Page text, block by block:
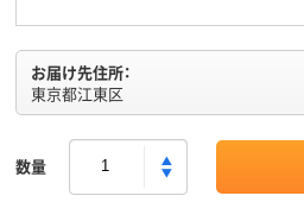
お届け先住所：
東京都江東区
数量